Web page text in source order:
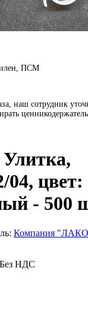
ПСМ
наш сотрудник
ценникодержатель
04, цвет:
- 500
Компания
НДС